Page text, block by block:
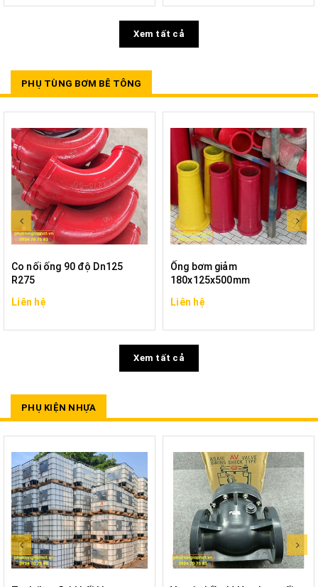
Xem tất cả
PHỤ TÙNG BƠM BÊ TÔNG
Co nối ống 90 độ Dn125
R275
Liên hệ
Ống bơm giảm
180x125x500mm
Liên hệ
Xem tất cả
PHỤ KIỆN NHỰA